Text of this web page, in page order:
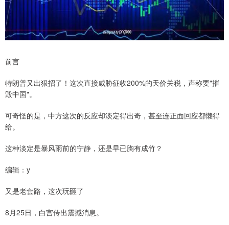
前言
特朗普又出狠招了！这次直接威胁征收200%的天价关税，声称要"摧
毁中国"。
可奇怪的是，中方这次的反应却淡定得出奇，甚至连正面回应都懒得
给。
这种淡定是暴风雨前的宁静，还是早已胸有成竹？
编辑：y
又是老套路，这次玩砸了
8月25日，白宫传出震撼消息。